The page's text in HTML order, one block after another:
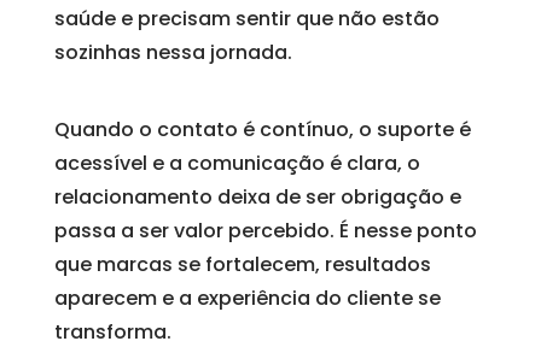
saúde e precisam sentir que não estão
sozinhas nessa jornada.
Quando o contato é contínuo, o suporte é
acessível e a comunicação é clara, o
relacionamento deixa de ser obrigação e
passa a ser valor percebido. É nesse ponto
que marcas se fortalecem, resultados
aparecem e a experiência do cliente se
transforma.